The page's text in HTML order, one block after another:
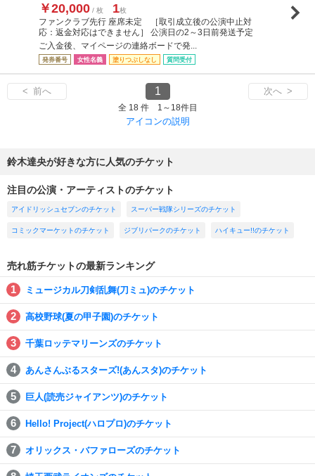
￥20,000 / 枚 1枚
ファンクラブ先行 座席未定 ［取引成立後の公演中止対
応：返金対応はできません］ 公演日の2～3日前発送予定
ご入金後、マイページの連絡ボードで発...
発券番号 女性名義 塗りつぶしなし 質問受付
< 前へ 1 次へ >
全 18 件 1～18件目
アイコンの説明
鈴木達央が好きな方に人気のチケット
注目の公演・アーティストのチケット
アイドリッシュセブンのチケット スーパー戦隊シリーズのチケット
コミックマーケットのチケット ジブリパークのチケット ハイキュー!!のチケット
売れ筋チケットの最新ランキング
ミュージカル刀剣乱舞(刀ミュ)のチケット
高校野球(夏の甲子園)のチケット
千葉ロッテマリーンズのチケット
あんさんぶるスターズ!(あんスタ)のチケット
巨人(読売ジャイアンツ)のチケット
Hello! Project(ハロプロ)のチケット
オリックス・バファローズのチケット